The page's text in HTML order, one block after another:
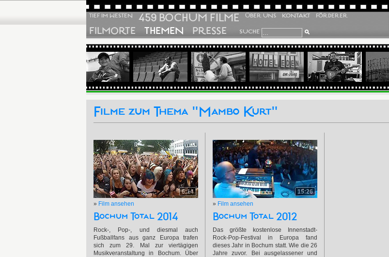
TIEF IM WESTEN 459 BOCHUM FILME ÜBER UNS KONTAKT FÖRDERER
FILMORTE THEMEN PRESSE SUCHE
Filme zum Thema "Mambo Kurt"
6:14
» Film ansehen
Bochum Total 2014
Rock-, Pop-, und diesmal auch
Fußballfans aus ganz Europa trafen
sich zum 29. Mal zur viertägigen
Musikveranstaltung in Bochum. Über
15:26
» Film ansehen
Bochum Total 2012
Das größte kostenlose Innenstadt-
Rock-Pop-Festival in Europa fand
dieses Jahr in Bochum statt. Wie die 26
Jahre zuvor. Bei ausgelassener und